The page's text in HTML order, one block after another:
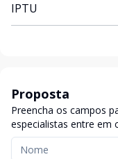
IPTU
Proposta
Preencha os campos
especialistas entre em